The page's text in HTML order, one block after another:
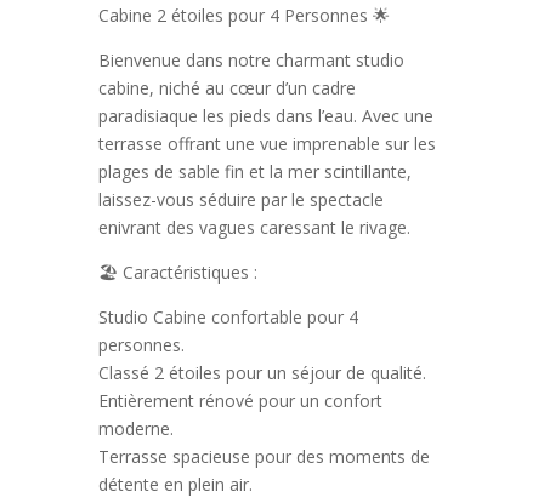
Cabine 2 étoiles pour 4 Personnes 🌟
Bienvenue dans notre charmant studio
cabine, niché au cœur d’un cadre
paradisiaque les pieds dans l’eau. Avec une
terrasse offrant une vue imprenable sur les
plages de sable fin et la mer scintillante,
laissez-vous séduire par le spectacle
enivrant des vagues caressant le rivage.
🏖️ Caractéristiques :
Studio Cabine confortable pour 4
personnes.
Classé 2 étoiles pour un séjour de qualité.
Entièrement rénové pour un confort
moderne.
Terrasse spacieuse pour des moments de
détente en plein air.